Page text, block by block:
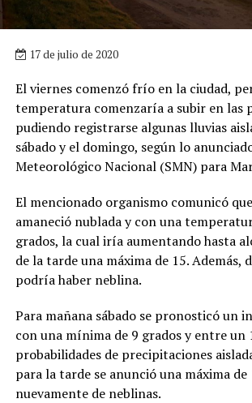
17 de julio de 2020
El viernes comenzó frío en la ciudad,
temperatura comenzaría a subir en las
pudiendo registrarse algunas lluvias
sábado y el domingo, según lo
Meteorológico Nacional (SMN) para
El mencionado organismo comunicó
amaneció nublada y con una
grados, la cual iría aumentando hasta
de la tarde una máxima de 15. Además,
podría haber neblina.
Para mañana sábado se pronosticó un
con una mínima de 9 grados y entre un
probabilidades de precipitaciones
para la tarde se anunció una máxima de
nuevamente de neblinas.